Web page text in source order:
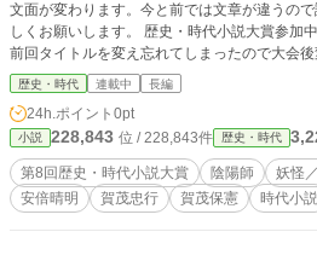
文面が変わります。今と前では文章が違うの
しくお願いします。 歴史・時代小説大賞参加中です。 宜しくお願い致します。
前回タイトルを変え忘れてしまったので大会
子編〜を 陰陽師－平安の闇と妖－ というタイ
歴史・時代 連載中 長編
24h.ポイント 0pt
小説 228,843 位 / 228,843件 歴史・時代
第8回歴史・時代小説大賞 陰陽師 妖怪
安倍晴明
賀茂忠行 賀茂保憲 時代小説